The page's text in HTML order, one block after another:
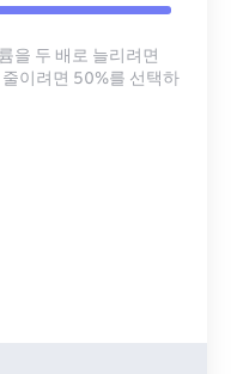
을 두 배로 늘리려면
이려면 50%를 선택하